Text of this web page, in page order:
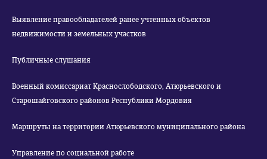
Выявление правообладателей ранее учтенных объектов
недвижимости и земельных участков
Публичные слушания
Военный комиссариат Краснослободского, Атюрьевского и
Старошайговского районов Республики Мордовия
Маршруты на территории Атюрьевского муниципального района
Управление по социальной работе